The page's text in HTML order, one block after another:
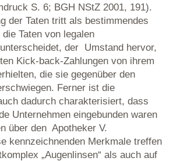
S. 6; BGH NStZ 2001, 191).
der Taten tritt als bestimmendes
Taten von legalen
der Umstand hervor,
Kick-back-Zahlungen von ihrem
die sie gegenüber den
Ferner ist die
dadurch charakterisiert, dass
eingebunden waren
über den Apotheker V.
kennzeichnenden Merkmale treffen
„Augenlinsen“ als auch auf